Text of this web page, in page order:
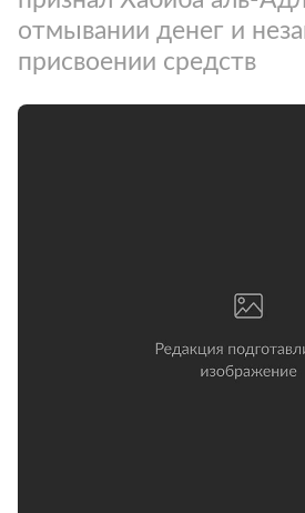
отмывании денег и
присвоении средств